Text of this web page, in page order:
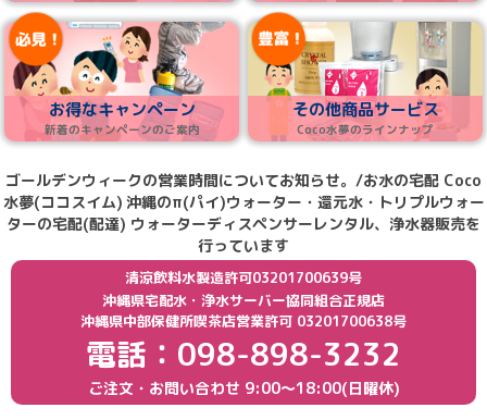
お得なキャンペーン
新着のキャンペーンのご案内
その他商品サービス
Coco水夢のラインナップ
ゴールデンウィークの営業時間についてお知らせ。/お水の宅配 Coco
水夢(ココスイム) 沖縄のπ(パイ)ウォーター・還元水・トリプルウォー
ターの宅配(配達) ウォーターディスペンサーレンタル、浄水器販売を
行っています
清涼飲料水製造許可03201700639号
沖縄県宅配水・浄水サーバー協同組合正規店
沖縄県中部保健所喫茶店営業許可 03201700638号
電話：098-898-3232
ご注文・お問い合わせ 9:00〜18:00(日曜休)